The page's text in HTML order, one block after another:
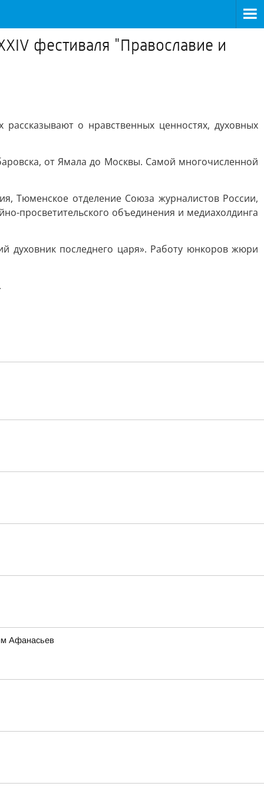
фестиваля "Православие и
о нравственных ценностях, духовных
от Ямала до Москвы. Самой многочисленной
Тюменское отделение Союза журналистов России,
просветительского объединения и медиахолдинга
духовник последнего царя». Работу юнкоров жюри
Афанасьев